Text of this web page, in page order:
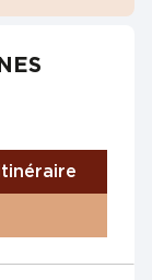
Itinéraire